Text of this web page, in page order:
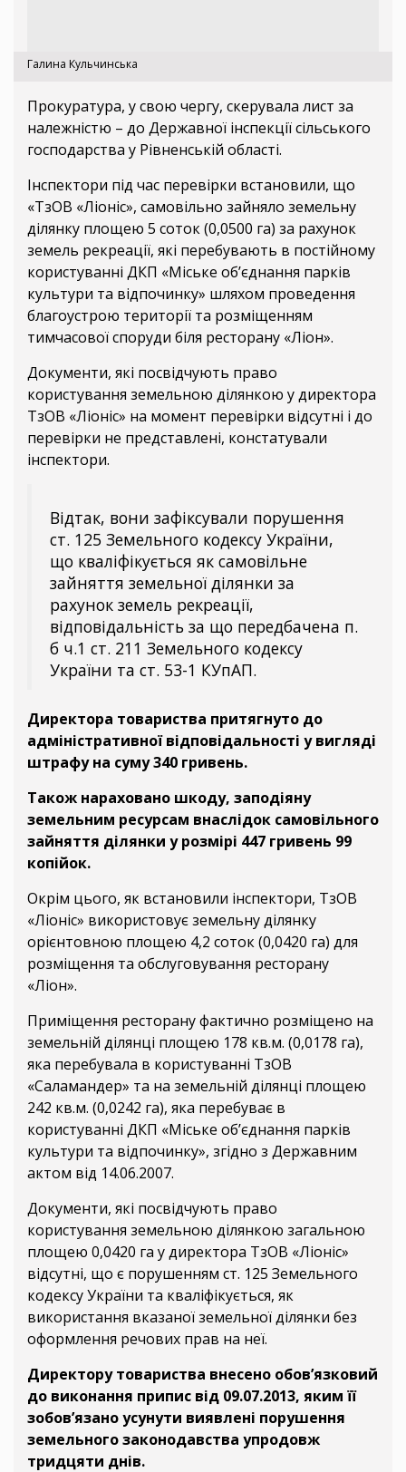
Галина Кульчинська
Прокуратура, у свою чергу, скерувала лист за
належністю – до Державної інспекції сільського
господарства у Рівненській області.
Інспектори під час перевірки встановили, що
«ТзОВ «Ліоніс», самовільно зайняло земельну
ділянку площею 5 соток (0,0500 га) за рахунок
земель рекреації, які перебувають в постійному
користуванні ДКП «Міське об’єднання парків
культури та відпочинку» шляхом проведення
благоустрою території та розміщенням
тимчасової споруди біля ресторану «Ліон».
Документи, які посвідчують право
користування земельною ділянкою у директора
ТзОВ «Ліоніс» на момент перевірки відсутні і до
перевірки не представлені, констатували
інспектори.
Відтак, вони зафіксували порушення
ст. 125 Земельного кодексу України,
що кваліфікується як самовільне
зайняття земельної ділянки за
рахунок земель рекреації,
відповідальність за що передбачена п.
б ч.1 ст. 211 Земельного кодексу
України та ст. 53-1 КУпАП.
Директора товариства притягнуто до
адміністративної відповідальності у вигляді
штрафу на суму 340 гривень.
Також нараховано шкоду, заподіяну
земельним ресурсам внаслідок самовільного
зайняття ділянки у розмірі 447 гривень 99
копійок.
Окрім цього, як встановили інспектори, ТзОВ
«Ліоніс» використовує земельну ділянку
орієнтовною площею 4,2 соток (0,0420 га) для
розміщення та обслуговування ресторану
«Ліон».
Приміщення ресторану фактично розміщено на
земельній ділянці площею 178 кв.м. (0,0178 га),
яка перебувала в користуванні ТзОВ
«Саламандер» та на земельній ділянці площею
242 кв.м. (0,0242 га), яка перебуває в
користуванні ДКП «Міське об’єднання парків
культури та відпочинку», згідно з Державним
актом від 14.06.2007.
Документи, які посвідчують право
користування земельною ділянкою загальною
площею 0,0420 га у директора ТзОВ «Ліоніс»
відсутні, що є порушенням ст. 125 Земельного
кодексу України та кваліфікується, як
використання вказаної земельної ділянки без
оформлення речових прав на неї.
Директору товариства внесено обов’язковий
до виконання припис від 09.07.2013, яким її
зобов’язано усунути виявлені порушення
земельного законодавства упродовж
тридцяти днів.